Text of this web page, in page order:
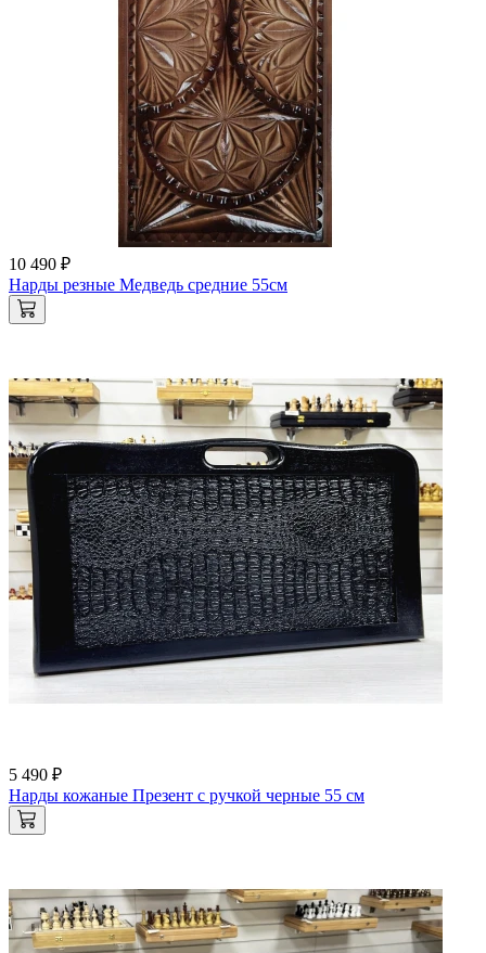
10 490 ₽
Нарды резные Медведь средние 55см
5 490 ₽
Нарды кожаные Презент с ручкой черные 55 см